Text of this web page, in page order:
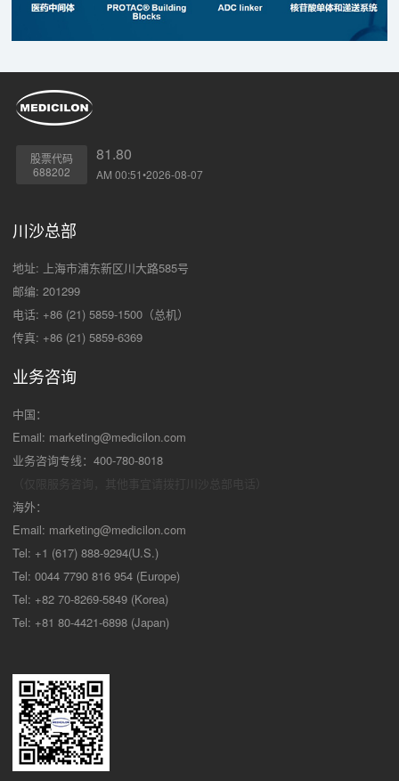
股票代码
688202
81.80
AM 00:51•2026-08-07
川沙总部
地址: 上海市浦东新区川大路585号
邮编: 201299
电话: +86 (21) 5859-1500（总机）
传真: +86 (21) 5859-6369
业务咨询
中国：
Email: marketing@medicilon.com
业务咨询专线：400-780-8018
海外：
Email: marketing@medicilon.com
Tel: +1 (617) 888-9294(U.S.)
Tel: 0044 7790 816 954 (Europe)
Tel: +82 70-8269-5849 (Korea)
Tel: +81 80-4421-6898 (Japan)